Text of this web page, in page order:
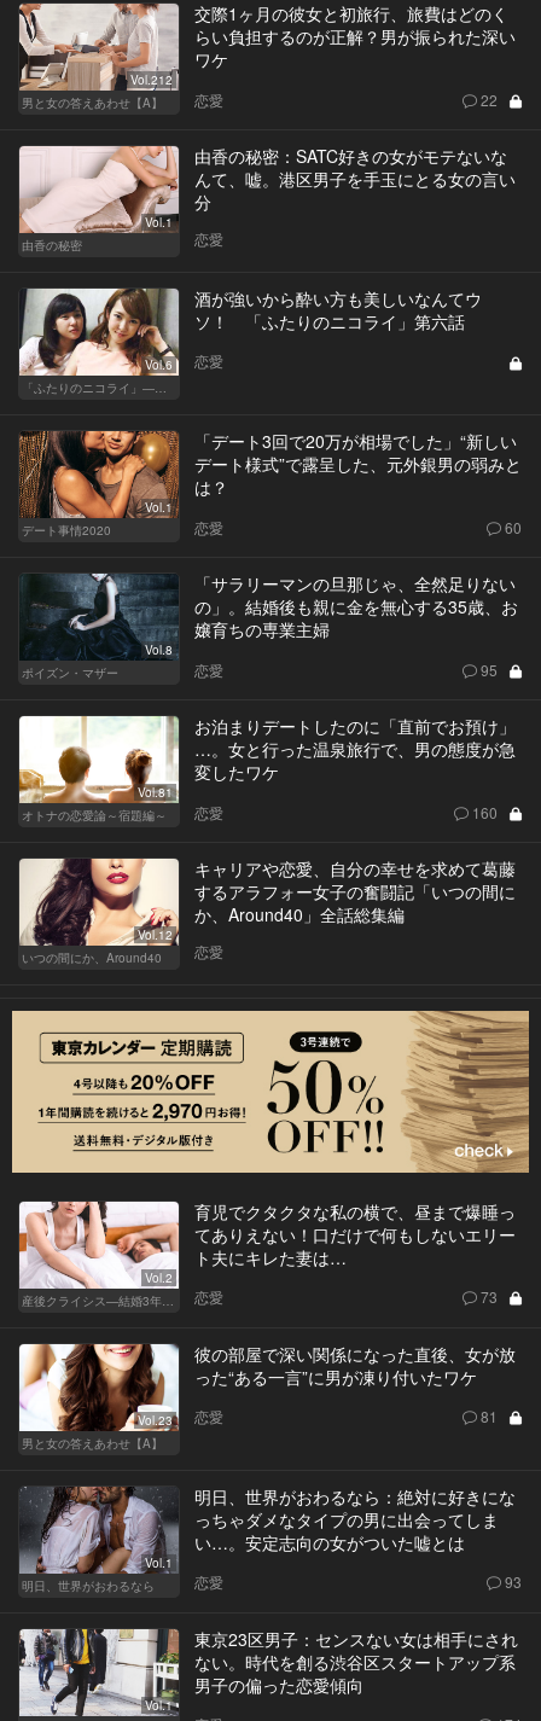
Vol.212
男と女の答えあわせ【A】
交際1ヶ月の彼女と初旅行、旅費はどのく
らい負担するのが正解？男が振られた深い
ワケ
恋愛 22
Vol.1
由香の秘密
由香の秘密：SATC好きの女がモテないな
んて、嘘。港区男子を手玉にとる女の言い
分
恋愛
Vol.6
「ふたりのニコライ」―作家・柴崎竜人の恋愛ストーリー
酒が強いから酔い方も美しいなんてウ
ソ！ 「ふたりのニコライ」第六話
恋愛
Vol.1
デート事情2020
「デート3回で20万が相場でした」“新しい
デート様式”で露呈した、元外銀男の弱みと
は？
恋愛 60
Vol.8
ポイズン・マザー
「サラリーマンの旦那じゃ、全然足りない
の」。結婚後も親に金を無心する35歳、お
嬢育ちの専業主婦
恋愛 95
Vol.81
オトナの恋愛論～宿題編～
お泊まりデートしたのに「直前でお預け」
…。女と行った温泉旅行で、男の態度が急
変したワケ
恋愛 160
Vol.12
いつの間にか、Around40
キャリアや恋愛、自分の幸せを求めて葛藤
するアラフォー女子の奮闘記「いつの間に
か、Around40」全話総集編
恋愛
Vol.2
産後クライシス—結婚3年目の波乱—
育児でクタクタな私の横で、昼まで爆睡っ
てありえない！口だけで何もしないエリー
ト夫にキレた妻は…
恋愛 73
Vol.23
男と女の答えあわせ【A】
彼の部屋で深い関係になった直後、女が放
った“ある一言”に男が凍り付いたワケ
恋愛 81
Vol.1
明日、世界がおわるなら
明日、世界がおわるなら：絶対に好きにな
っちゃダメなタイプの男に出会ってしま
い…。安定志向の女がついた嘘とは
恋愛 93
Vol.1
東京23区男子：センスない女は相手にされ
ない。時代を創る渋谷区スタートアップ系
男子の偏った恋愛傾向